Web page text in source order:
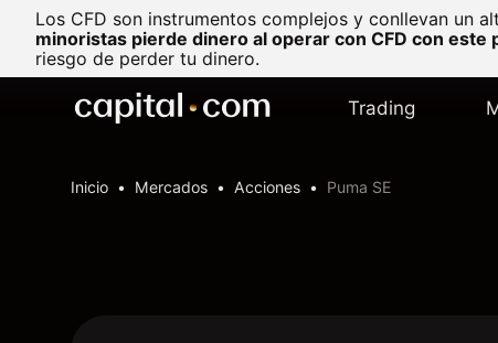
Los CFD son instrumentos complejos y conllevan un
minoristas pierde dinero al operar con CFD con este
riesgo de perder tu dinero.
Trading
Inicio Mercados Acciones Puma SE